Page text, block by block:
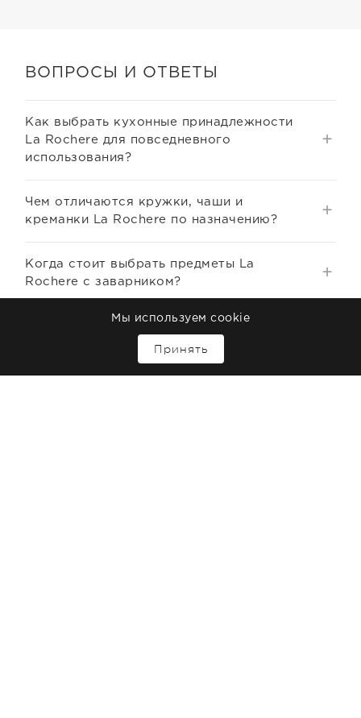
ВОПРОСЫ И ОТВЕТЫ
Как выбрать кухонные принадлежности
La Rochere для повседневного
использования?
Чем отличаются кружки, чаши и
креманки La Rochere по назначению?
Когда стоит выбрать предметы La
Rochere с заварником?
Для каких задач лучше подходят малые
Мы используем cookie
Принять